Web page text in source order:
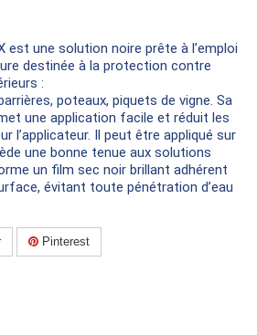
est une solution noire prête à l’emploi
destinée à la protection contre
:
poteaux, piquets de vigne. Sa
une application facile et réduit les
l’applicateur. Il peut être appliqué sur
une bonne tenue aux solutions
un film sec noir brillant adhérent
évitant toute pénétration d’eau
Pinterest